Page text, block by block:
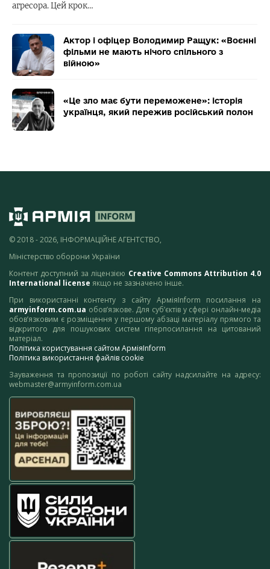
агресора. Цей крок…
Актор і офіцер Володимир Ращук: «Воєнні
фільми не мають нічого спільного з
війною»
«Це зло має бути переможене»: історія
українця, який пережив російський полон
© 2018 - 2026, ІНФОРМАЦІЙНЕ АГЕНТСТВО,
Міністерство оборони України
Контент доступний за ліцензією Creative Commons Attribution 4.0
International license якщо не зазначено інше.
При використанні контенту з сайту АрміяInform посилання на
armyinform.com.ua обов’язкове. Для суб’єктів у сфері онлайн-медіа
обов’язковим є розміщення у першому абзаці матеріалу прямого та
відкритого для пошукових систем гіперпосилання на цитований
матеріал.
Політика користування сайтом АрміяInform
Політика використання файлів cookie
Зауваження та пропозиції по роботі сайту надсилайте на адресу:
webmaster@armyinform.com.ua